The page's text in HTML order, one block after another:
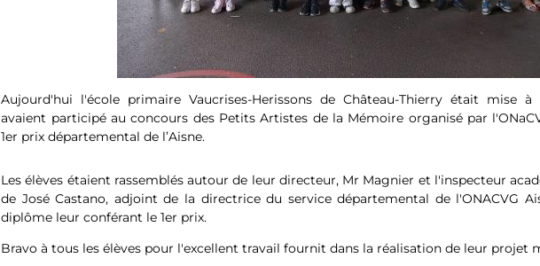
Aujourd'hui l'école primaire Vaucrises-Herissons de Château-Thierry était mise à
avaient participé au concours des Petits Artistes de la Mémoire organisé par
1er prix départemental de l’Aisne.
Les élèves étaient rassemblés autour de leur directeur, Mr Magnier et l'inspecteur
de José Castano, adjoint de la directrice du service départemental de l'ONACVG
diplôme leur conférant le 1er prix.
Bravo à tous les élèves pour l'excellent travail fournit dans la réalisation de leur projet